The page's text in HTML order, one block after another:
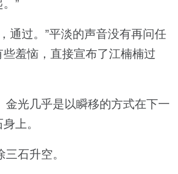
”
通过。”平淡的声音没有再问任
羞恼，直接宣布了江楠楠过
光几乎是以瞬移的方式在下一
上。
石升空。